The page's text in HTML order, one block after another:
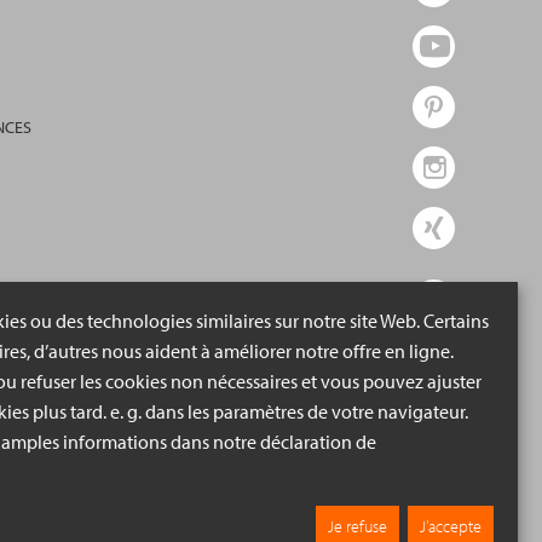
ou des technologies similaires sur notre site Web. Certains
d’autres nous aident à améliorer notre offre en ligne.
refuser les cookies non nécessaires et vous pouvez ajuster
plus tard. e. g. dans les paramètres de votre navigateur.
informations dans notre déclaration de
Je refuse J’accepte